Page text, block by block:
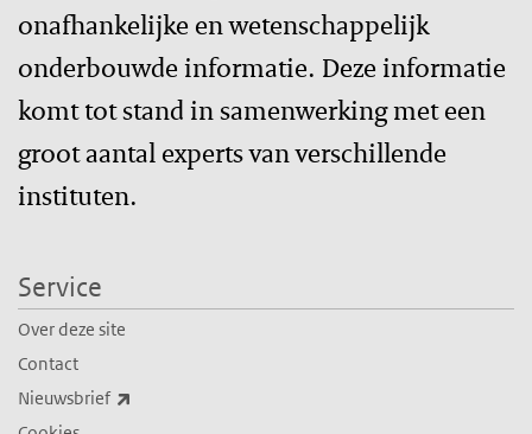
onafhankelijke en wetenschappelijk
onderbouwde informatie. Deze informatie
komt tot stand in samenwerking met een
groot aantal experts van verschillende
instituten.
Service
Over deze site
Contact
Nieuwsbrief